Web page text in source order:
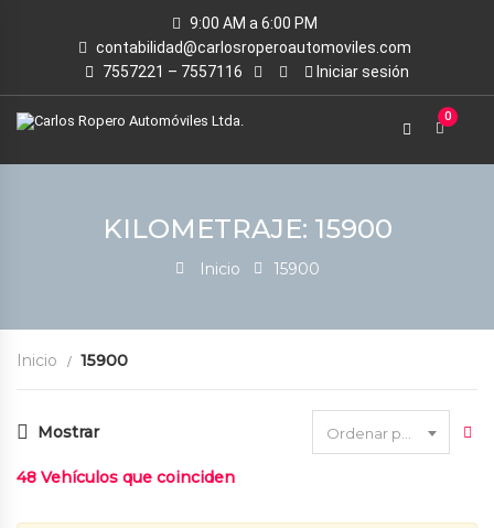
9:00 AM a 6:00 PM
contabilidad@carlosroperoautomoviles.com
7557221 – 7557116
Iniciar sesión
0
KILOMETRAJE: 15900
Inicio 15900
Inicio 15900
Mostrar
48 Vehículos que coinciden